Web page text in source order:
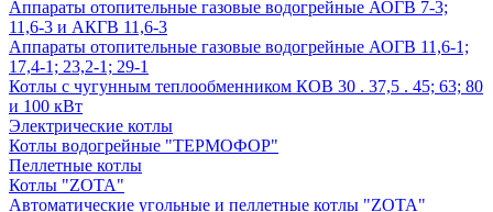
Аппараты отопительные газовые водогрейные АОГВ 7-3;
11,6-3 и АКГВ 11,6-3
Аппараты отопительные газовые водогрейные АОГВ 11,6-1;
17,4-1; 23,2-1; 29-1
Котлы с чугунным теплообменником КОВ 30 . 37,5 . 45; 63; 80
и 100 кВт
Электрические котлы
Котлы водогрейные "ТЕРМОФОР"
Пеллетные котлы
Котлы "ZOTA"
Автоматические угольные и пеллетные котлы "ZOTA"